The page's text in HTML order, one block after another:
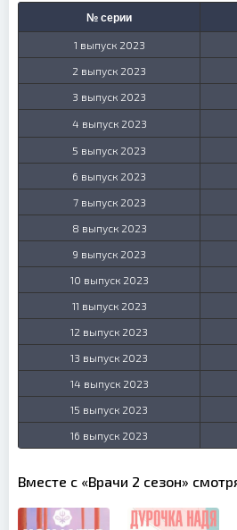
№ серии
1 выпуск 2023
2 выпуск 2023
3 выпуск 2023
4 выпуск 2023
5 выпуск 2023
6 выпуск 2023
7 выпуск 2023
8 выпуск 2023
9 выпуск 2023
10 выпуск 2023
11 выпуск 2023
12 выпуск 2023
13 выпуск 2023
14 выпуск 2023
15 выпуск 2023
16 выпуск 2023
Вместе с «Врачи 2 сезон»